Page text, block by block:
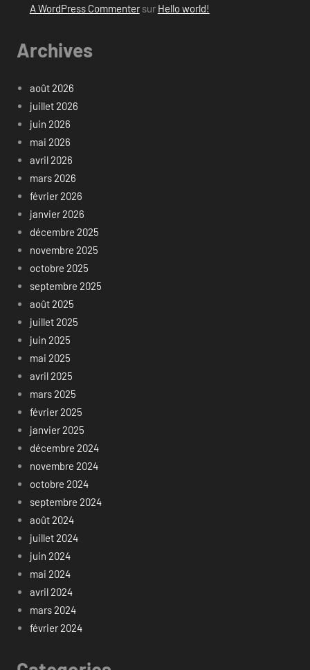
A WordPress Commentersur Hello world!
Archives
août 2026
juillet 2026
juin 2026
mai 2026
avril 2026
mars 2026
février 2026
janvier 2026
décembre 2025
novembre 2025
octobre 2025
septembre 2025
août 2025
juillet 2025
juin 2025
mai 2025
avril 2025
mars 2025
février 2025
janvier 2025
décembre 2024
novembre 2024
octobre 2024
septembre 2024
août 2024
juillet 2024
juin 2024
mai 2024
avril 2024
mars 2024
février 2024